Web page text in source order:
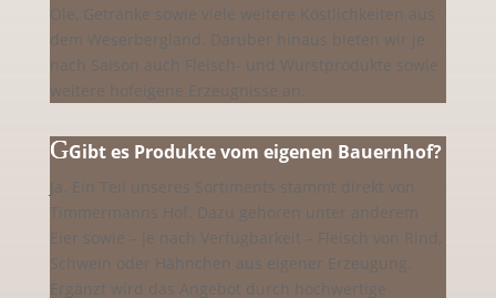
Öle, Getränke sowie viele weitere Köstlichkeiten aus
dem Weserbergland. Darüber hinaus bieten wir je
nach Saison auch Fleisch- und Wurstprodukte sowie
weitere hofeigene Erzeugnisse an.
Gibt es Produkte vom eigenen Bauernhof?
Ja. Ein Teil unseres Sortiments stammt direkt von
Timmermanns Hof. Dazu gehören unter anderem
Eier sowie – je nach Verfügbarkeit – Fleisch von Rind,
Schwein oder Hähnchen aus eigener Erzeugung.
Ergänzt wird das Angebot durch hochwertige